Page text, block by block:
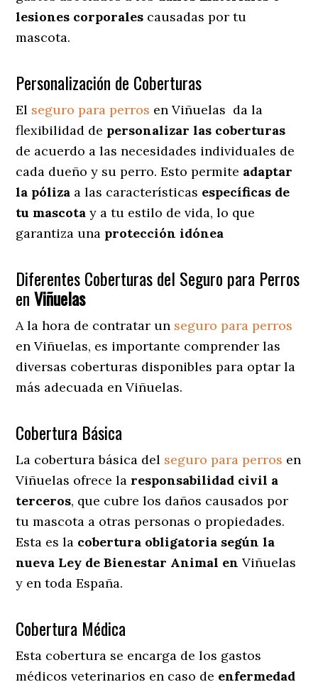
lesiones corporales causadas por tu
mascota.
Personalización de Coberturas
El seguro para perros en Viñuelas da la
flexibilidad de personalizar las coberturas
de acuerdo a las necesidades individuales de
cada dueño y su perro. Esto permite adaptar
la póliza a las características específicas de
tu mascota y a tu estilo de vida, lo que
garantiza una protección idónea
Diferentes Coberturas del Seguro para Perros
en Viñuelas
A la hora de contratar un seguro para perros
en Viñuelas, es importante comprender las
diversas coberturas disponibles para optar la
más adecuada en Viñuelas.
Cobertura Básica
La cobertura básica del seguro para perros en
Viñuelas ofrece la responsabilidad civil a
terceros, que cubre los daños causados por
tu mascota a otras personas o propiedades.
Esta es la cobertura obligatoria según la
nueva Ley de Bienestar Animal enViñuelas
y en toda España.
Cobertura Médica
Esta cobertura se encarga de los gastos
médicos veterinarios en caso de enfermedad